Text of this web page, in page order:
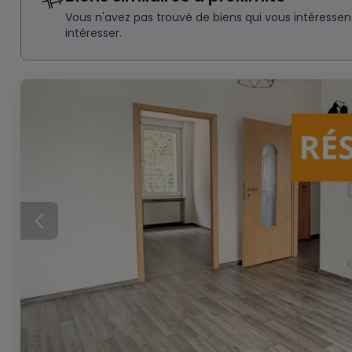
Vous n'avez pas trouvé de biens qui vous
intéresser.